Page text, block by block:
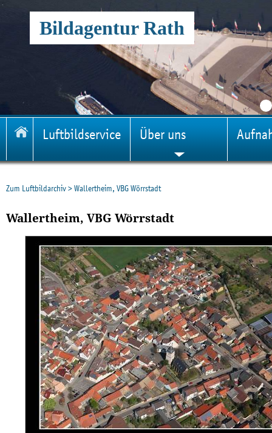
Bildagentur Rath
Luftbildservice Über uns
Zum Luftbildarchiv>Wallertheim, VBG Wörrstadt
Wallertheim, VBG Wörrstadt